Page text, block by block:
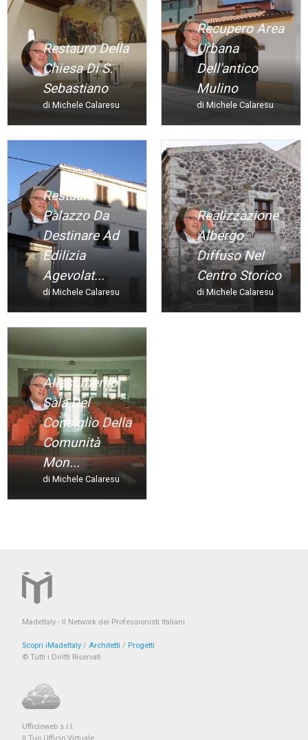
Restauro Della
Chiesa Di S.
Sebastiano
di Michele Calaresu
Recupero Area
Urbana
Dell'antico
Mulino
di Michele Calaresu
Restauro
Palazzo Da
Destinare Ad
Edilizia
Agevolat...
di Michele Calaresu
Realizzazione
Albergo
Diffuso Nel
Centro Storico
di Michele Calaresu
Allestimento
Sala Del
Consiglio Della
Comunità
Mon...
di Michele Calaresu
MadeItaly - Il Network dei Professionisti Italiani
Scopri iMadeItaly / Architetti / Progetti
© Tutti i Diritti Riservati
Ufficioweb s.r.l.